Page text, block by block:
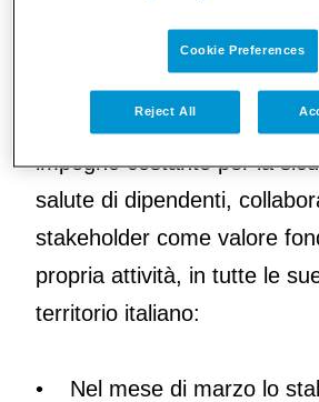
celebra il 28 aprile di ogni
Per questa occasione,
impegno costante per la
salute di dipendenti,
stakeholder come valore
propria attività, in tutte le
territorio italiano:
• Nel mese di marzo lo
Cookie Preferences
Reject All